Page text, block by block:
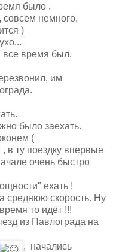
было .
совсем немного.
)
все время был.
им
было заехать.
(
, в ту поездку впервые
очень быстро
ехать !
среднюю скорость. Ну
то идёт !!!
из Павлограда на
, начались